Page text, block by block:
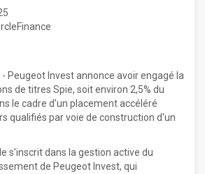
Peugeot Invest annonce avoir engagé la
de titres Spie, soit environ 2,5% du
le cadre d'un placement accéléré
qualifiés par voie de construction d'un
s'inscrit dans la gestion active du
de Peugeot Invest, qui